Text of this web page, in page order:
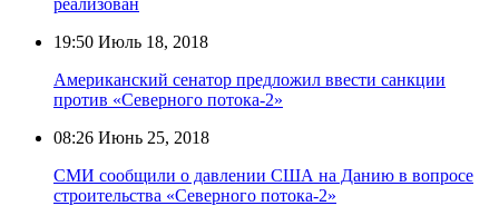
19:50 Июль 18, 2018
Американский сенатор предложил ввести санкции
против «Северного потока-2»
08:26 Июнь 25, 2018
СМИ сообщили о давлении США на Данию в вопросе
строительства «Северного потока-2»